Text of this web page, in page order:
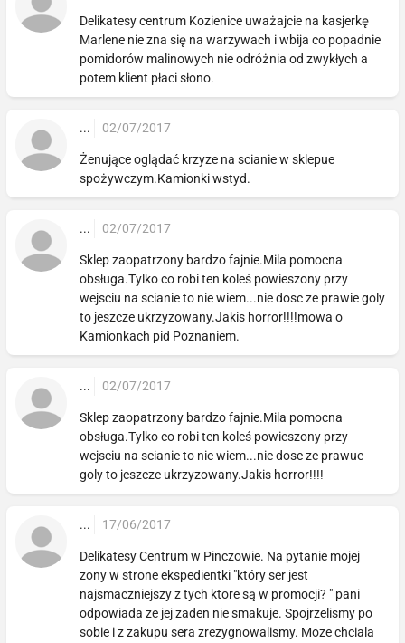
Delikatesy centrum Kozienice uważajcie na kasjerkę
Marlene nie zna się na warzywach i wbija co popadnie
pomidorów malinowych nie odróżnia od zwykłych a
potem klient płaci słono.
... 02/07/2017
Żenujące oglądać krzyze na scianie w sklepue
spożywczym.Kamionki wstyd.
... 02/07/2017
Sklep zaopatrzony bardzo fajnie.Mila pomocna
obsługa.Tylko co robi ten koleś powieszony przy
wejsciu na scianie to nie wiem...nie dosc ze prawie goly
to jeszcze ukrzyzowany.Jakis horror!!!!mowa o
Kamionkach pid Poznaniem.
... 02/07/2017
Sklep zaopatrzony bardzo fajnie.Mila pomocna
obsługa.Tylko co robi ten koleś powieszony przy
wejsciu na scianie to nie wiem...nie dosc ze prawue
goly to jeszcze ukrzyzowany.Jakis horror!!!!
... 17/06/2017
Delikatesy Centrum w Pinczowie. Na pytanie mojej
zony w strone ekspedientki "który ser jest
najsmaczniejszy z tych ktore są w promocji? " pani
odpowiada ze jej zaden nie smakuje. Spojrzelismy po
sobie i z zakupu sera zrezygnowalismy. Moze chciala